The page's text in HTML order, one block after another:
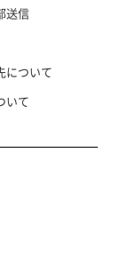
送信
について
いて